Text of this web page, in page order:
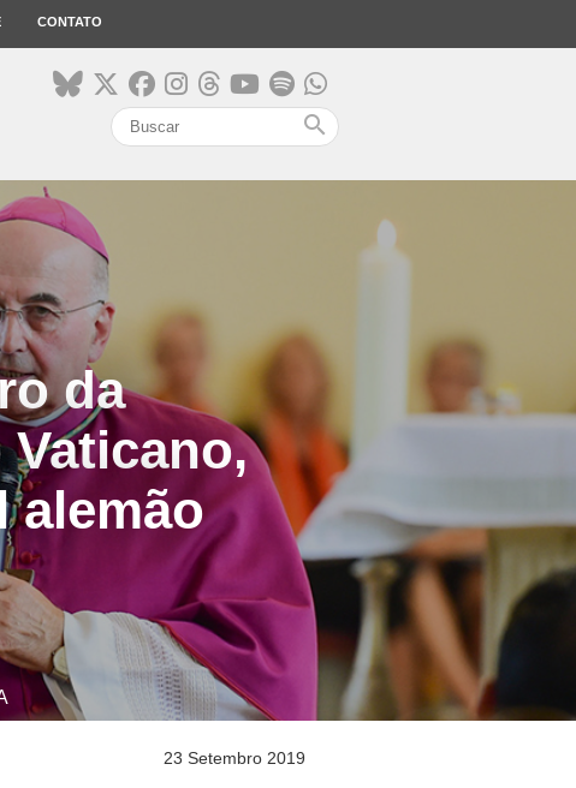
CONTATO
search
da
alemão
23 Setembro 2019